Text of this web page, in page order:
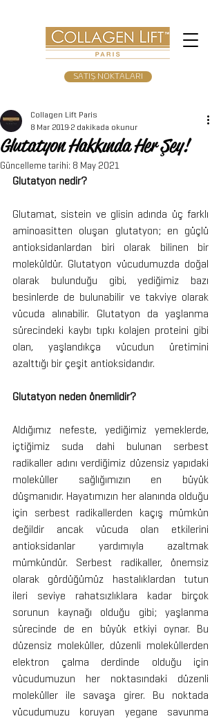
SATIŞ NOKTALARI
Glutatyon Hakkında Her Şey!
Collagen Lift Paris
8 Mar 2019 2 dakikada okunur
Güncelleme tarihi: 8 May 2021
Glutatyon nedir?
Glutamat, sistein ve glisin adında üç farklı
aminoasitten oluşan glutatyon; en güçlü
antioksidanlardan biri olarak bilinen bir
moleküldür. Glutatyon vücudumuzda doğal
olarak bulunduğu gibi, yediğimiz bazı
besinlerde de bulunabilir ve takviye olarak
vücuda alınabilir. Glutatyon da yaşlanma
sürecindeki kaybı tıpkı kolajen proteini gibi
olan, yaşlandıkça vücudun üretimini
azalttığı bir çeşit antioksidandır.
Glutatyon neden önemlidir?
Aldığımız nefeste, yediğimiz yemeklerde,
içtiğimiz suda dahi bulunan serbest
radikaller adını verdiğimiz düzensiz yapıdaki
moleküller sağlığımızın en büyük
düşmanıdır. Hayatımızın her alanında olduğu
için serbest radikallerden kaçış mümkün
değildir ancak vücuda olan etkilerini
antioksidanlar yardımıyla azaltmak
mümkündür. Serbest radikaller, önemsiz
olarak gördüğümüz hastalıklardan tutun
ileri seviye rahatsızlıklara kadar birçok
sorunun kaynağı olduğu gibi; yaşlanma
sürecinde de en büyük etkiyi oynar. Bu
düzensiz moleküller, düzenli moleküllerden
elektron çalma derdinde olduğu için
vücudumuzun her noktasındaki düzenli
moleküller ile savaşa girer. Bu noktada
vücudumuzu koruyan yegane savunma